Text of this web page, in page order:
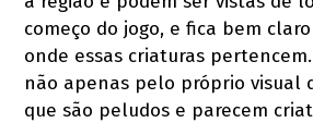
começo do jogo, e fica bem
onde essas criaturas
não apenas pelo próprio visual
que são peludos e parecem